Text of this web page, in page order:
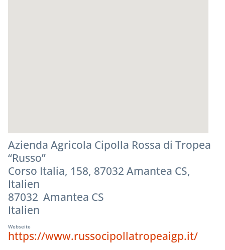
Azienda Agricola Cipolla Rossa di Tropea
“Russo”
Corso Italia, 158, 87032 Amantea CS,
Italien
87032 Amantea CS
Italien
Webseite
https://www.russocipollatropeaigp.it/